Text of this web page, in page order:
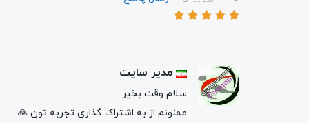
مدیر سایت
سلام وقت بخیر
ممنونم از به اشتراک گذاری تجربه تون 🙏